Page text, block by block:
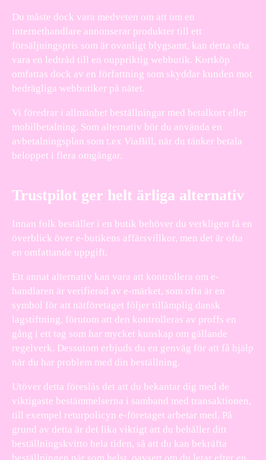
Du måste dock vara medveten om att om en
internethandlare annonserar produkter till ett
försäljningspris som är ovanligt blygsamt, kan detta ofta
vara en ledtråd till en ouppriktig webbutik. Kortköp
omfattas dock av en författning som skyddar kunden mot
bedrägliga webbutiker på nätet.
Vi föredrar i allmänhet beställningar med betalkort eller
mobilbetalning. Som alternativ bör du använda en
avbetalningsplan som t.ex ViaBill, när du tänker betala
beloppet i flera omgångar.
Trustpilot ger helt ärliga alternativ
Innan folk beställer i en butik behöver du verkligen få en
överblick över e-butikens affärsvillkor, men det är ofta
en omfattande uppgift.
Ett annat alternativ kan vara att kontrollera om e-
handlaren är verifierad av e-märket, som ofta är en
symbol för att nätföretaget följer tillämplig dansk
lagstiftning, förutom att den kontrolleras av proffs en
gång i ett tag som har mycket kunskap om gällande
regelverk. Dessutom erbjuds du en genväg för att få hjälp
när du har problem med din beställning.
Utöver detta föreslås det att du bekantar dig med de
viktigaste bestämmelserna i samband med transaktionen,
till exempel returpolicyn e-företaget arbetar med. På
grund av detta är det lika viktigt att du behåller ditt
beställningskvitto hela tiden, så att du kan bekräfta